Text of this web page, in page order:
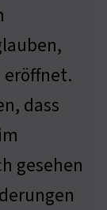
eröffnet.
dass
gesehen